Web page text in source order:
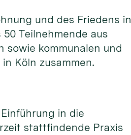
und des Friedens in
Teilnehmende aus
sowie kommunalen und
Köln zusammen.
in die
stattfindende Praxis